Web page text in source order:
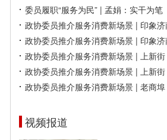
委员履职“服务为民” | 孟娟：实干为笔
政协委员推介服务消费新场景 | 印象
政协委员推介服务消费新场景 | 印象
政协委员推介服务消费新场景 | 上新街
政协委员推介服务消费新场景 | 上新街
政协委员推介服务消费新场景 | 老商埠
视频报道